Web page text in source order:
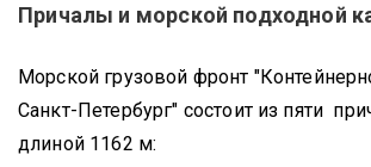
Причалы и морской подходной
Морской грузовой фронт
Санкт-Петербург" состоит из пяти
длиной 1162 м: